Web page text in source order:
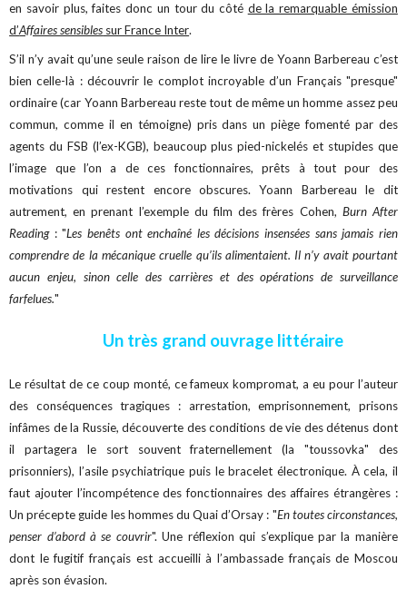
en savoir plus, faites donc un tour du côté de la remarquable émission
d’Affaires sensibles sur France Inter.
S’il n’y avait qu’une seule raison de lire le livre de Yoann Barbereau c’est
bien celle-là : découvrir le complot incroyable d’un Français "presque"
ordinaire (car Yoann Barbereau reste tout de même un homme assez peu
commun, comme il en témoigne) pris dans un piège fomenté par des
agents du FSB (l’ex-KGB), beaucoup plus pied-nickelés et stupides que
l’image que l’on a de ces fonctionnaires, prêts à tout pour des
motivations qui restent encore obscures. Yoann Barbereau le dit
autrement, en prenant l’exemple du film des frères Cohen, Burn After
Reading : "Les benêts ont enchaîné les décisions insensées sans jamais rien
comprendre de la mécanique cruelle qu’ils alimentaient. Il n’y avait pourtant
aucun enjeu, sinon celle des carrières et des opérations de surveillance
farfelues."
Un très grand ouvrage littéraire
Le résultat de ce coup monté, ce fameux kompromat, a eu pour l’auteur
des conséquences tragiques : arrestation, emprisonnement, prisons
infâmes de la Russie, découverte des conditions de vie des détenus dont
il partagera le sort souvent fraternellement (la "toussovka" des
prisonniers), l’asile psychiatrique puis le bracelet électronique. À cela, il
faut ajouter l’incompétence des fonctionnaires des affaires étrangères :
Un précepte guide les hommes du Quai d’Orsay : "En toutes circonstances,
penser d’abord à se couvrir". Une réflexion qui s’explique par la manière
dont le fugitif français est accueilli à l’ambassade français de Moscou
après son évasion.